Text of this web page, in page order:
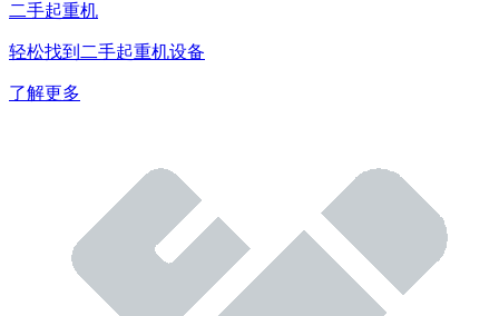
二手起重机
轻松找到二手起重机设备
了解更多